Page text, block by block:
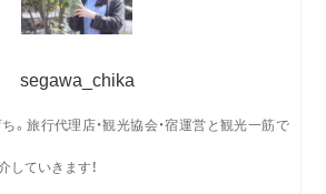
segawa_chika
。旅行代理店・観光協会・宿運営と観光一筋で
していきます！